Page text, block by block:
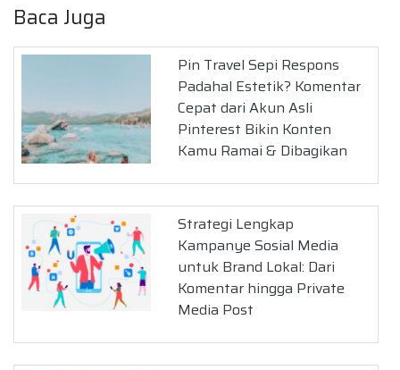
Baca Juga
Pin Travel Sepi Respons
Padahal Estetik? Komentar
Cepat dari Akun Asli
Pinterest Bikin Konten
Kamu Ramai & Dibagikan
Strategi Lengkap
Kampanye Sosial Media
untuk Brand Lokal: Dari
Komentar hingga Private
Media Post